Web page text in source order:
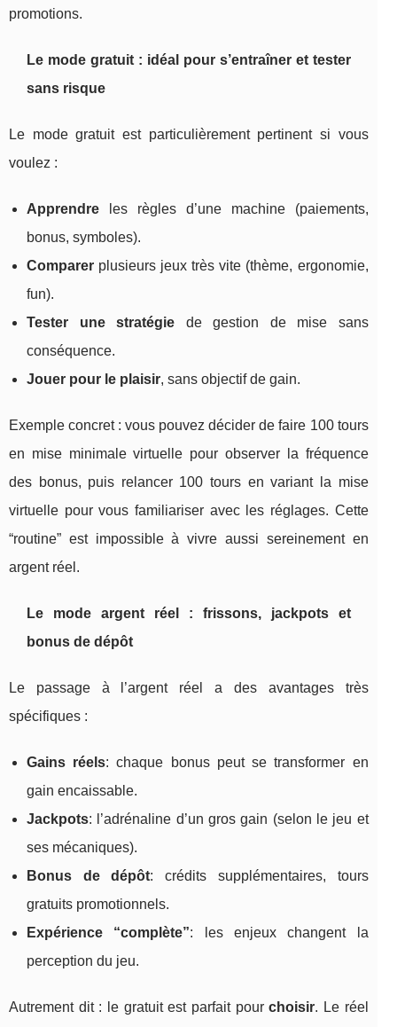
promotions.
Le mode gratuit : idéal pour s’entraîner et tester
sans risque
Le mode gratuit est particulièrement pertinent si vous
voulez :
Apprendre les règles d’une machine (paiements,
bonus, symboles).
Comparer plusieurs jeux très vite (thème, ergonomie,
fun).
Tester une stratégie de gestion de mise sans
conséquence.
Jouer pour le plaisir, sans objectif de gain.
Exemple concret : vous pouvez décider de faire 100 tours
en mise minimale virtuelle pour observer la fréquence
des bonus, puis relancer 100 tours en variant la mise
virtuelle pour vous familiariser avec les réglages. Cette
“routine” est impossible à vivre aussi sereinement en
argent réel.
Le mode argent réel : frissons, jackpots et
bonus de dépôt
Le passage à l’argent réel a des avantages très
spécifiques :
Gains réels: chaque bonus peut se transformer en
gain encaissable.
Jackpots: l’adrénaline d’un gros gain (selon le jeu et
ses mécaniques).
Bonus de dépôt: crédits supplémentaires, tours
gratuits promotionnels.
Expérience “complète”: les enjeux changent la
perception du jeu.
Autrement dit : le gratuit est parfait pourchoisir. Le réel